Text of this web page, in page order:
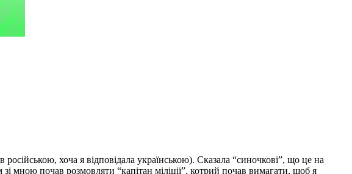
хоча я відповідала українською). Сказала “синочкові”, що це на
мною почав розмовляти “капітан міліції”, котрий почав вимагати, щоб я